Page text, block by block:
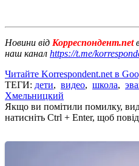
Новини від Корреспондент.net
наш канал https://t.me/
Читайте Korrespondent.net в
ТЕГИ: дети, видео, школа,
Хмельницкий
Якщо ви помітили помилку,
натисніть Ctrl + Enter, щоб